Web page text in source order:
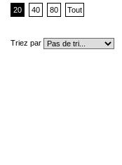
Triez par
20 40 80 Tout